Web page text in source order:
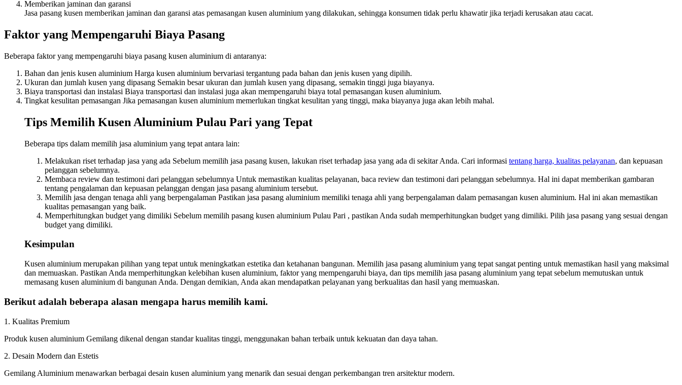
Memberikan jaminan dan garansi
Jasa pasang kusen memberikan jaminan dan garansi atas pemasangan kusen aluminium yang dilakukan, sehingga konsumen tidak perlu khawatir jika terjadi kerusakan atau cacat.
Faktor yang Mempengaruhi Biaya Pasang
Beberapa faktor yang mempengaruhi biaya pasang kusen aluminium di antaranya:
Bahan dan jenis kusen aluminium Harga kusen aluminium bervariasi tergantung pada bahan dan jenis kusen yang dipilih.
Ukuran dan jumlah kusen yang dipasang Semakin besar ukuran dan jumlah kusen yang dipasang, semakin tinggi juga biayanya.
Biaya transportasi dan instalasi Biaya transportasi dan instalasi juga akan mempengaruhi biaya total pemasangan kusen aluminium.
Tingkat kesulitan pemasangan Jika pemasangan kusen aluminium memerlukan tingkat kesulitan yang tinggi, maka biayanya juga akan lebih mahal.
Tips Memilih Kusen Aluminium Pulau Pari yang Tepat
Beberapa tips dalam memilih jasa aluminium yang tepat antara lain:
Melakukan riset terhadap jasa yang ada Sebelum memilih jasa pasang kusen, lakukan riset terhadap jasa yang ada di sekitar Anda. Cari informasi tentang harga, kualitas pelayanan, dan kepuasan
pelanggan sebelumnya.
Membaca review dan testimoni dari pelanggan sebelumnya Untuk memastikan kualitas pelayanan, baca review dan testimoni dari pelanggan sebelumnya. Hal ini dapat memberikan gambaran
tentang pengalaman dan kepuasan pelanggan dengan jasa pasang aluminium tersebut.
Memilih jasa dengan tenaga ahli yang berpengalaman Pastikan jasa pasang aluminium memiliki tenaga ahli yang berpengalaman dalam pemasangan kusen aluminium. Hal ini akan memastikan
kualitas pemasangan yang baik.
Memperhitungkan budget yang dimiliki Sebelum memilih pasang kusen aluminium Pulau Pari , pastikan Anda sudah memperhitungkan budget yang dimiliki. Pilih jasa pasang yang sesuai dengan
budget yang dimiliki.
Kesimpulan
Kusen aluminium merupakan pilihan yang tepat untuk meningkatkan estetika dan ketahanan bangunan. Memilih jasa pasang aluminium yang tepat sangat penting untuk memastikan hasil yang maksimal
dan memuaskan. Pastikan Anda memperhitungkan kelebihan kusen aluminium, faktor yang mempengaruhi biaya, dan tips memilih jasa pasang aluminium yang tepat sebelum memutuskan untuk
memasang kusen aluminium di bangunan Anda. Dengan demikian, Anda akan mendapatkan pelayanan yang berkualitas dan hasil yang memuaskan.
Berikut adalah beberapa alasan mengapa harus memilih kami.
1. Kualitas Premium
Produk kusen aluminium Gemilang dikenal dengan standar kualitas tinggi, menggunakan bahan terbaik untuk kekuatan dan daya tahan.
2. Desain Modern dan Estetis
Gemilang Aluminium menawarkan berbagai desain kusen aluminium yang menarik dan sesuai dengan perkembangan tren arsitektur modern.